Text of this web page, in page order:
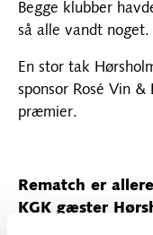
Begge klubber
så alle vandt noget.
En stor tak
sponsor Rosé Vin
præmier.
Rematch er
KGK gæster